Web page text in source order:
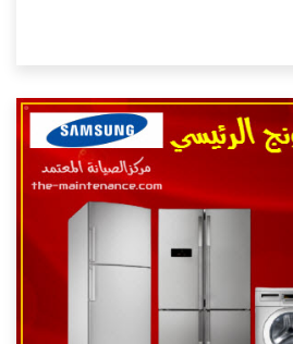
أننا نهتم بكل ما يحتاجه المستهلك